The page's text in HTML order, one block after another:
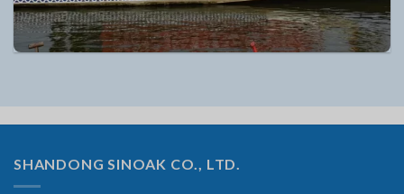
SHANDONG SINOAK CO., LTD.